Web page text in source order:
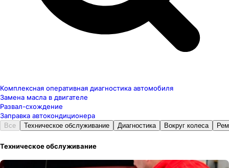
Комплексная оперативная диагностика автомобиля
Замена масла в двигателе
Развал-схождение
Заправка автокондиционера
Все Техническое обслуживание Диагностика Вокруг колеса
Техническое обслуживание